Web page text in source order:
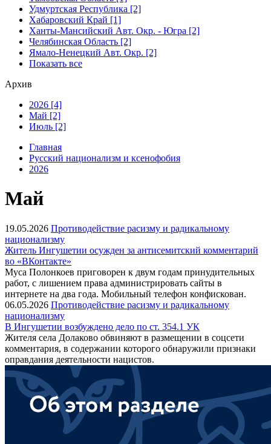
Удмуртская Республика [2]
Хабаровский Край [1]
Ханты-Мансийский Авт. Окр. - Югра [2]
Челябинская Область [2]
Ямало-Ненецкий Авт. Окр. [2]
Показать все
Архив
2026 [4]
Май [2]
Июль [2]
Главная
Русский национализм и ксенофобия
2026
Май
19.05.2026 Противодействие расизму и радикальному
национализму
Житель Ингушетии осужден за антисемитский комментарий
во «ВКонтакте»
Муса Полонкоев приговорен к двум годам принудительных
работ, с лишением права администрировать сайты в
интернете на два года. Мобильный телефон конфискован.
06.05.2026 Противодействие расизму и радикальному
национализму
В Ингушетии возбуждено дело по ст. 354.1 УК
Жителя села Долаково обвиняют в размещении в соцсети
комментария, в содержании которого обнаружили признаки
оправдания деятельности нацистов.